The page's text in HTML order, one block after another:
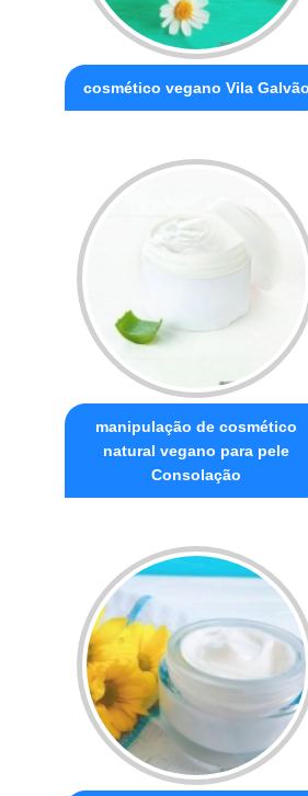
cosmético vegano Vila Galvão
manipulação de cosmético
natural vegano para pele
Consolação